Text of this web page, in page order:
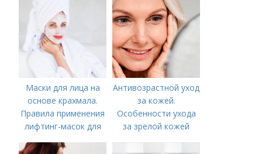
Маски для лица на
основе крахмала.
Правила применения
лифтинг-масок для
Антивозрастной уход
за кожей.
Особенности ухода
за зрелой кожей